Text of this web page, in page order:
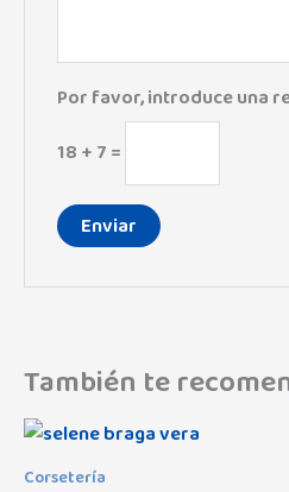
Por favor, introduce una
18 + 7 =
También te
Corsetería